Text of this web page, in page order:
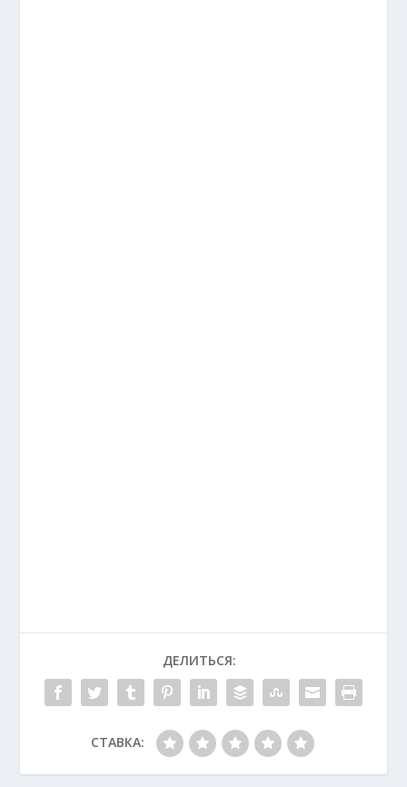
ДЕЛИТЬСЯ:
СТАВКА: